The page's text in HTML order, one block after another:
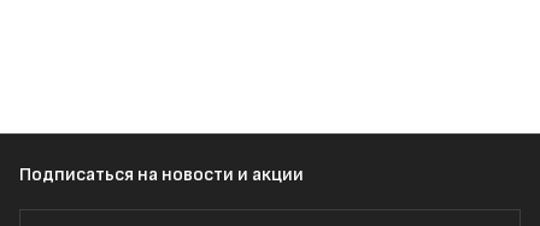
Подписаться на новости и акции